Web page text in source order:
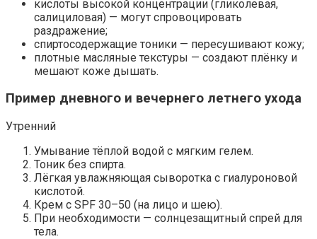
кислоты высокой концентрации (гликолевая,
салициловая) — могут спровоцировать
раздражение;
спиртосодержащие тоники — пересушивают кожу;
плотные масляные текстуры — создают плёнку и
мешают коже дышать.
Пример дневного и вечернего летнего ухода
Утренний
Умывание тёплой водой с мягким гелем.
Тоник без спирта.
Лёгкая увлажняющая сыворотка с гиалуроновой
кислотой.
Крем с SPF 30–50 (на лицо и шею).
При необходимости — солнцезащитный спрей для
тела.